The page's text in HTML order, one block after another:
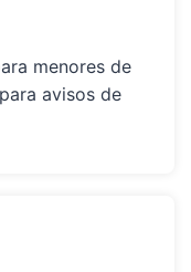
menores de
avisos de